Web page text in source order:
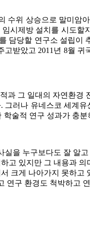
수위 상승으로 말미암
시제방 설치를 시도할
담당할 연구소 설립이
받았고 2011년 8월 귀
과 그 일대의 자연환경
러나 유네스코 세계
술적 연구 성과가 충분
을 누구보다도 잘 알
고 있지만 그 내용과 의
크게 나아가지 못하고
연구 환경도 척박하고